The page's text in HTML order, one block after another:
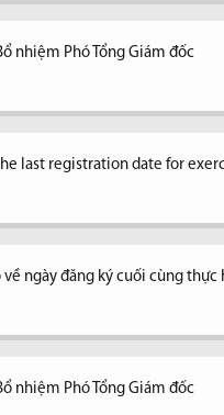
nhiệm Phó Tổng Giám đốc
last registration date for
về ngày đăng ký cuối cùng
nhiệm Phó Tổng Giám đốc